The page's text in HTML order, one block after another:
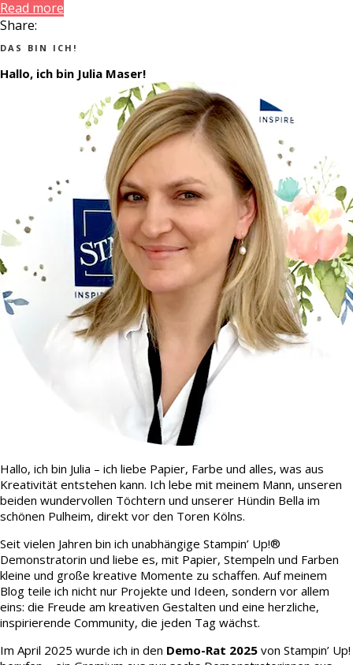
Read more
Share:
DAS BIN ICH!
Hallo, ich bin Julia Maser!
Hallo, ich bin Julia – ich liebe Papier, Farbe und alles, was aus
Kreativität entstehen kann. Ich lebe mit meinem Mann, unseren
beiden wundervollen Töchtern und unserer Hündin Bella im
schönen Pulheim, direkt vor den Toren Kölns.
Seit vielen Jahren bin ich unabhängige Stampin’ Up!®
Demonstratorin und liebe es, mit Papier, Stempeln und Farben
kleine und große kreative Momente zu schaffen. Auf meinem
Blog teile ich nicht nur Projekte und Ideen, sondern vor allem
eins: die Freude am kreativen Gestalten und eine herzliche,
inspirierende Community, die jeden Tag wächst.
Im April 2025 wurde ich in den Demo-Rat 2025 von Stampin’ Up!